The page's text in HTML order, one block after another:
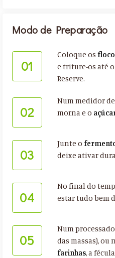
Modo de Preparação
01
Coloque os
e triture-os até
Reserve.
02
Num medidor
morna e o
03
Junte o
deixe ativar
04
No final do
estar tudo bem
05
Num
das massas), ou
farinhas, a